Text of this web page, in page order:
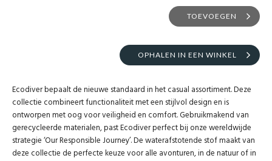
TOEVOEGEN
OPHALEN IN EEN WINKEL
Ecodiver bepaalt de nieuwe standaard in het casual assortiment. Deze
collectie combineert functionaliteit met een stijlvol design en is
ontworpen met oog voor veiligheid en comfort. Gebruikmakend van
gerecycleerde materialen, past Ecodiver perfect bij onze wereldwijde
strategie ‘Our Responsible Journey’. De waterafstotende stof maakt van
deze collectie de perfecte keuze voor alle avonturen, in de natuur of in